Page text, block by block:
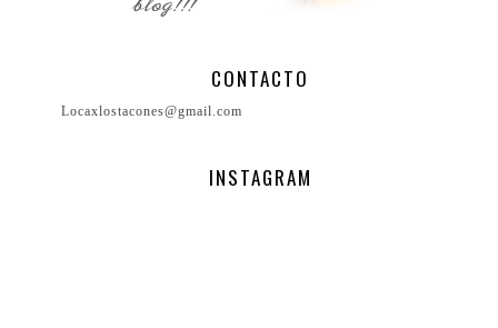
CONTACTO
Locaxlostacones@gmail.com
INSTAGRAM